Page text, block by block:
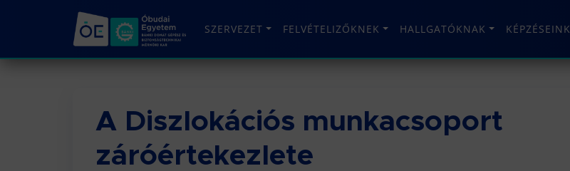
SZERVEZET FELVÉTELIZŐKNEK HALLGATÓKNAK KÉPZÉSEINK
A Diszlokációs munkacsoport
záróértekezlete